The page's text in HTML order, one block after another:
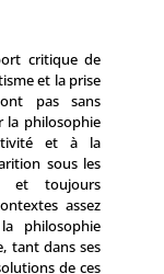
critique de
et la prise
pas sans
la philosophie
et à la
sous les
et toujours
assez
philosophie
tant dans ses
de ces